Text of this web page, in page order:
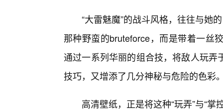
“大雷魅魔”的战斗风格，往往与她
那种野蛮的bruteforce，而是带着一丝
通过一系列华丽的组合技，将敌人玩
技巧，又增添了几分神秘与危险的色彩
高清壁纸，正是将这种“玩弄”与“